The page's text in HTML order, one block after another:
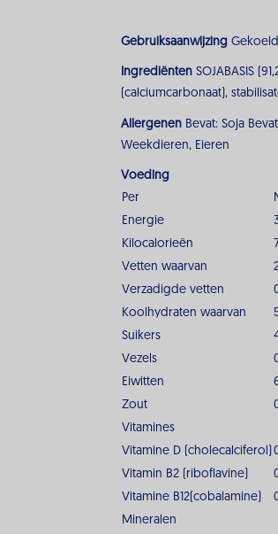
Gebruiksaanwijzing
Ingrediënten SOJABASIS
(calciumcarbonaat),
Allergenen Bevat: Soja
Weekdieren, Eieren
Voeding
Per
Energie
Kilocalorieën
Vetten waarvan
Verzadigde vetten
Koolhydraten waarvan
Suikers
Vezels
Eiwitten
Zout
Vitamines
Vitamine D (cholecalciferol)
Vitamin B2 (riboflavine)
Vitamine B12(cobalamine)
Mineralen